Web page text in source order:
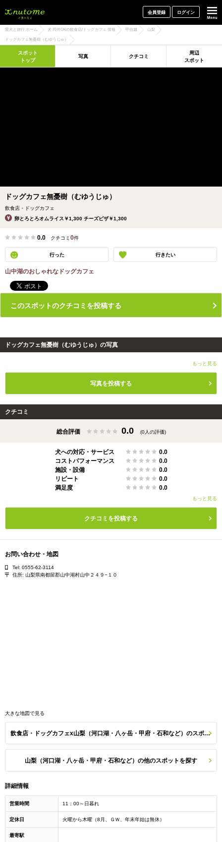
会員登録 ログイン
愛犬と旅行 ホーム 犬 同伴OKの飲食店/ドッグカフェ 情報 甲信越 山梨
ドッグカフェ無憂樹（むゆうじゅ）
スポット
トップ
写真 クチコミ
周辺
スポット
ドッグカフェ無憂樹（むゆうじゅ）
飲食店・ドッグカフェ
卵とろとろオムライス￥1,300 チーズピザ￥1,300
0.0 クチコミ 0件
行った 行きたい
山中湖のおしゃれなドッグカフェ
このスポットのクチコミを投稿する
ドッグカフェ無憂樹（むゆうじゅ）の写真
もっと見る
写真を投稿する
クチコミ
総合評価 0.0 (0人の評価)
犬への対応・サービス
0.0
コストパフォーマンス
0.0
施設・設備
0.0
リピート
0.0
満足度
0.0
もっと見る
クチコミを投稿する
お問い合わせ・地図
Tel: 0555-62-3114
住所: 山梨県南都留郡山中湖村山中２４９−１０
大きな地図で見る
飲食店・ドッグカフェx山梨（河口湖・八ヶ岳・甲府・石和など）のスポット一覧
山梨（河口湖・八ヶ岳・甲府・石和など）の他のスポットを探す
詳細情報
営業時間 11：00～日暮れ
定休日 火曜から木曜（8月、ＧＷ、年末年始は無休）
最寄駅